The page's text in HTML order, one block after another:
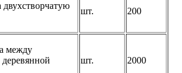
двухстворчатую
шт. 200
между
шт. 2000